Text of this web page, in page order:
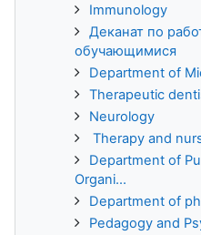
Immunology
Деканат по
обучающимися
Department of
Therapeutic
Neurology
Therapy and
Department of
Organi...
Department of
Pedagogy and